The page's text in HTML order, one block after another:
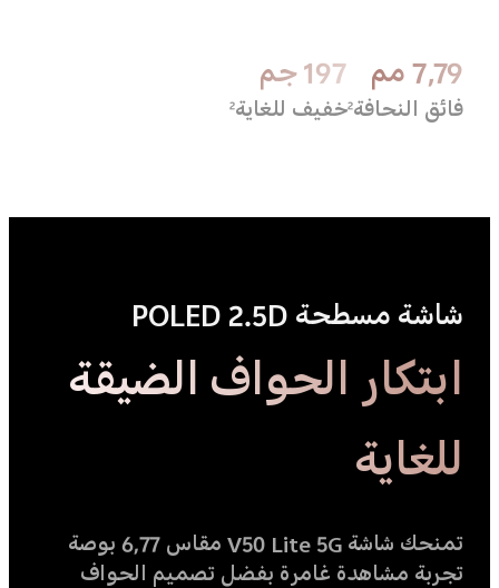
7,79 مم
فائق النحافة2
197 جم
خفيف للغاية2
شاشة مسطحة POLED 2.5D
ابتكار الحواف الضيقة
للغاية
تمنحك شاشة V50 Lite 5G مقاس 6,77 بوصة
تجربة مشاهدة غامرة بفضل تصميم الحواف